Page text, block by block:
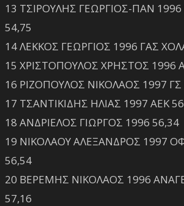
13 ΤΣΙΡΟΥΛΗΣ ΓΕΩΡΓΙΟΣ-ΠΑΝ
54,75
14 ΛΕΚΚΟΣ ΓΕΩΡΓΙΟΣ 1996 ΓΑΣ
15 ΧΡΙΣΤΟΠΟΥΛΟΣ ΧΡΗΣΤΟΣ 1996
16 ΡΙΖΟΠΟΥΛΟΣ ΝΙΚΟΛΑΟΣ 1997
17 ΤΣΑΝΤΙΚΙΔΗΣ ΗΛΙΑΣ 1997 ΑΕΚ
18 ΑΝΔΡΙΕΛΟΣ ΓΙΩΡΓΟΣ 1996 56,34
19 ΝΙΚΟΛΑΟΥ ΑΛΕΞΑΝΔΡΟΣ 1997
56,54
20 ΒΕΡΕΜΗΣ ΝΙΚΟΛΑΟΣ 1996
57,16